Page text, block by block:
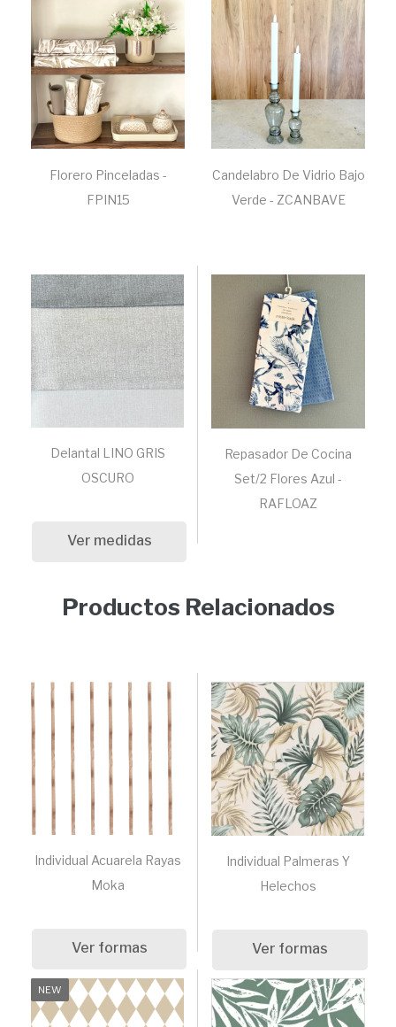
Florero Pinceladas -
FPIN15
Candelabro De Vidrio Bajo
Verde - ZCANBAVE
Delantal LINO GRIS
OSCURO
Ver medidas
Repasador De Cocina
Set/2 Flores Azul -
RAFLOAZ
Productos Relacionados
Individual Acuarela Rayas
Moka
Ver formas
Individual Palmeras Y
Helechos
Ver formas
NEW